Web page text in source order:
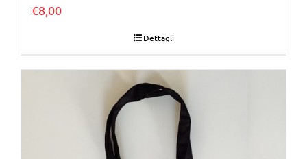
€8,00
Dettagli